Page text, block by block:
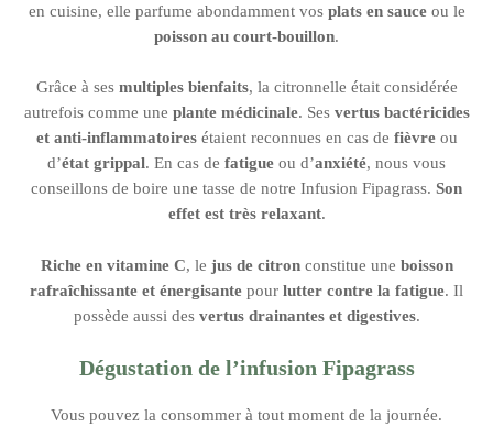
en cuisine, elle parfume abondamment vos plats en sauceou le
poisson au court-bouillon.
Grâce à ses multiples bienfaits, la citronnelle était considérée
autrefois comme une plante médicinale. Ses vertus bactéricides
et anti-inflammatoiresétaient reconnues en cas de fièvreou
d’état grippal. En cas de fatigue ou d’anxiété, nous vous
conseillons de boire une tasse de notre Infusion Fipagrass. Son
effet est très relaxant.
Riche en vitamine C, le jus de citronconstitue une boisson
rafraîchissante et énergisante pour lutter contre la fatigue. Il
possède aussi des vertus drainantes et digestives.
Dégustation de l’infusion Fipagrass
Vous pouvez la consommer à tout moment de la journée.